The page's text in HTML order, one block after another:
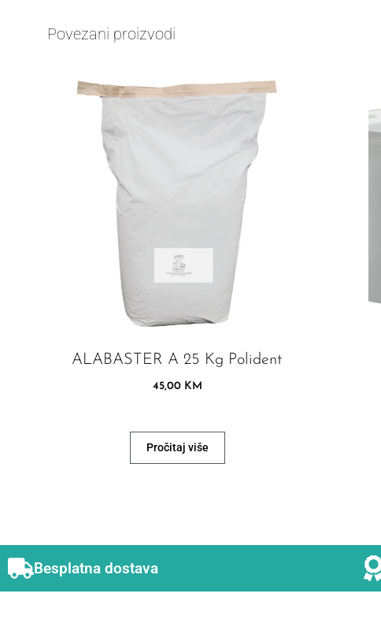
Povezani proizvodi
ALABASTER A 25 Kg Polident
45,00 KM
Pročitaj više
Besplatna dostava